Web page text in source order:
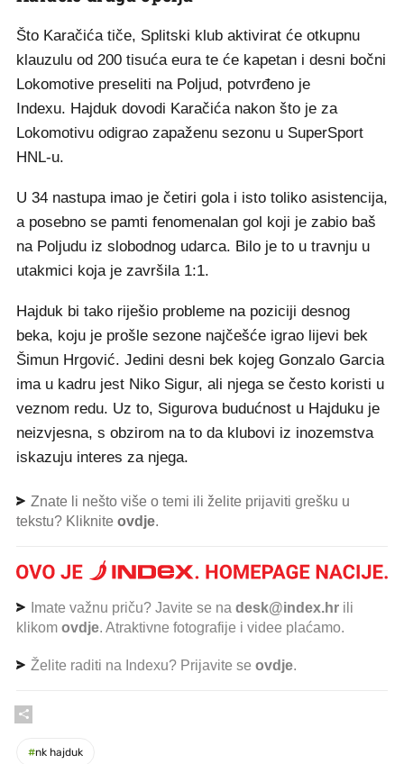
Što Karačića tiče, Splitski klub aktivirat će otkupnu
klauzulu od 200 tisuća eura te će kapetan i desni bočni
Lokomotive preseliti na Poljud, potvrđeno je
Indexu. Hajduk dovodi Karačića nakon što je za
Lokomotivu odigrao zapaženu sezonu u SuperSport
HNL-u.
U 34 nastupa imao je četiri gola i isto toliko asistencija,
a posebno se pamti fenomenalan gol koji je zabio baš
na Poljudu iz slobodnog udarca. Bilo je to u travnju u
utakmici koja je završila 1:1.
Hajduk bi tako riješio probleme na poziciji desnog
beka, koju je prošle sezone najčešće igrao lijevi bek
Šimun Hrgović. Jedini desni bek kojeg Gonzalo Garcia
ima u kadru jest Niko Sigur, ali njega se često koristi u
veznom redu. Uz to, Sigurova budućnost u Hajduku je
neizvjesna, s obzirom na to da klubovi iz inozemstva
iskazuju interes za njega.
Znate li nešto više o temi ili želite prijaviti grešku u
tekstu? Kliknite ovdje.
Imate važnu priču? Javite se na desk@index.hr ili
klikom ovdje. Atraktivne fotografije i videe plaćamo.
Želite raditi na Indexu? Prijavite se ovdje.
#nk hajduk